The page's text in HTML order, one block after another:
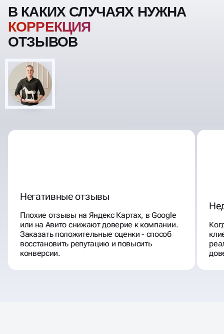
В КАКИХ СЛУЧАЯХ НУЖНА
ОТЗЫВОВ
Негативные отзывы
Плохие отзывы на Яндекс Картах, в Google
или на Авито снижают доверие к компании.
Заказать положительные оценки - способ
восстановить репутацию и повысить
конверсии.